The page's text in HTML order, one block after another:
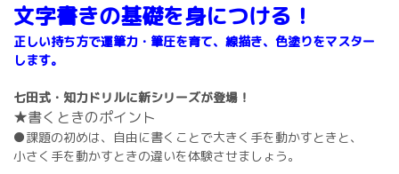
文字書きの基礎を身につける！
正しい持ち方で運筆力・筆圧を育て、線描き、色塗りをマスター
します。
七田式・知力ドリルに新シリーズが登場！
★書くときのポイント
●課題の初めは、自由に書くことで大きく手を動かすときと、
小さく手を動かすときの違いを体験させましょう。